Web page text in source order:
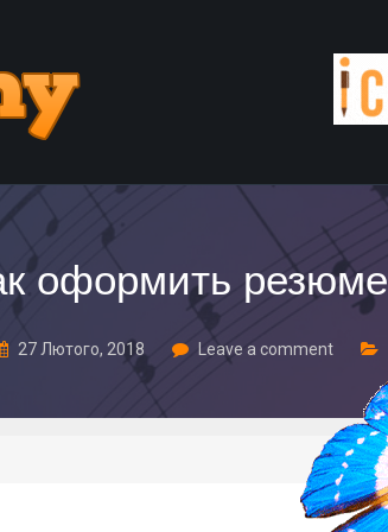
оформить резюме
27 Лютого, 2018 Leave a comment